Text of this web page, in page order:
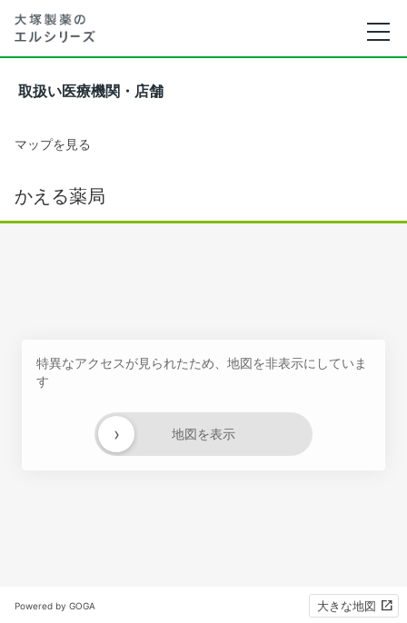
取扱い医療機関・店舗
マップを見る
かえる薬局
特異なアクセスが見られたため、地図を非表示にしていま
す
地図を表示
›
Powered by GOGA 大きな地図